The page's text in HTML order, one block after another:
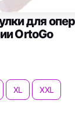
для
OrtoGo
XL XXL